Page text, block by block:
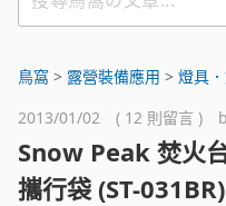
尋
窩
文
章
鳥窩 > 露營裝備應用 > 燈具
2013/01/02 ( 12 則留言 )
Snow Peak 焚火
攜行袋 (ST-031BR)